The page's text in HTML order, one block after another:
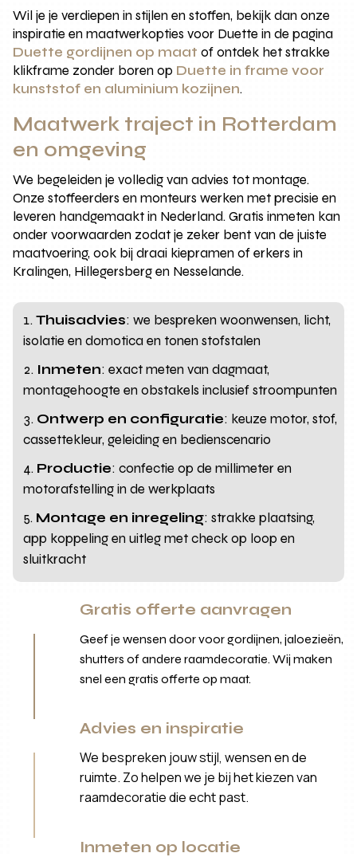
Wil je je verdiepen in stijlen en stoffen, bekijk dan onze
inspiratie en maatwerkopties voor Duette in de pagina
Duette gordijnen op maat of ontdek het strakke
klikframe zonder boren op Duette in frame voor
kunststof en aluminium kozijnen.
Maatwerk traject in Rotterdam
en omgeving
We begeleiden je volledig van advies tot montage.
Onze stoffeerders en monteurs werken met precisie en
leveren handgemaakt in Nederland. Gratis inmeten kan
onder voorwaarden zodat je zeker bent van de juiste
maatvoering, ook bij draai kiepramen of erkers in
Kralingen, Hillegersberg en Nesselande.
Thuisadvies: we bespreken woonwensen, licht,
isolatie en domotica en tonen stofstalen
Inmeten: exact meten van dagmaat,
montagehoogte en obstakels inclusief stroompunten
Ontwerp en configuratie: keuze motor, stof,
cassettekleur, geleiding en bedienscenario
Productie: confectie op de millimeter en
motorafstelling in de werkplaats
Montage en inregeling: strakke plaatsing,
app koppeling en uitleg met check op loop en
sluitkracht
Gratis offerte aanvragen
Geef je wensen door voor gordijnen, jaloezieën,
shutters of andere raamdecoratie. Wij maken
snel een gratis offerte op maat.
Advies en inspiratie
We bespreken jouw stijl, wensen en de
ruimte. Zo helpen we je bij het kiezen van
raamdecoratie die echt past.
Inmeten op locatie